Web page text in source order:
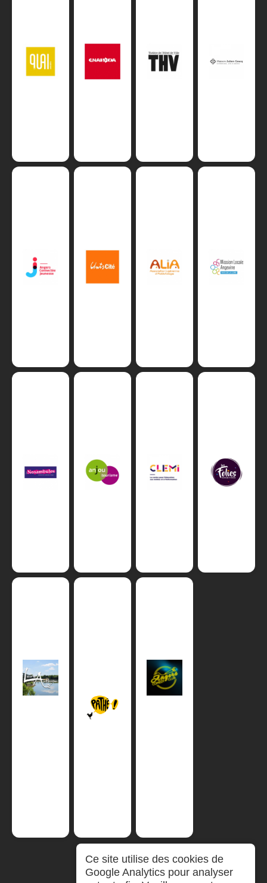
Ce site utilise des cookies de
Google Analytics pour analyser